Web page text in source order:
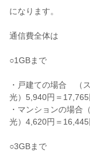
になります。
通信費全体は
○1GBまで
・戸建ての場合 （
光）5,940円＝17,765
・マンションの場合
光）4,620円＝16,445
○3GBまで